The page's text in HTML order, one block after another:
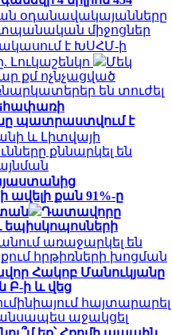
օդանավակայանները
միջոցներ
է ԽՍՀՄ-ի
Մեկ
քմ ոչնչացված
են տուժել
պատրաստվում է
և Լիտվայի
քննարկել են
քան 91%-ը
Դատավորը
առաջարկել են
հրթիռների խոցման
Հակոբ Մանուկյանը
Բ-ի և վեց
հայտարարել
աջակցել